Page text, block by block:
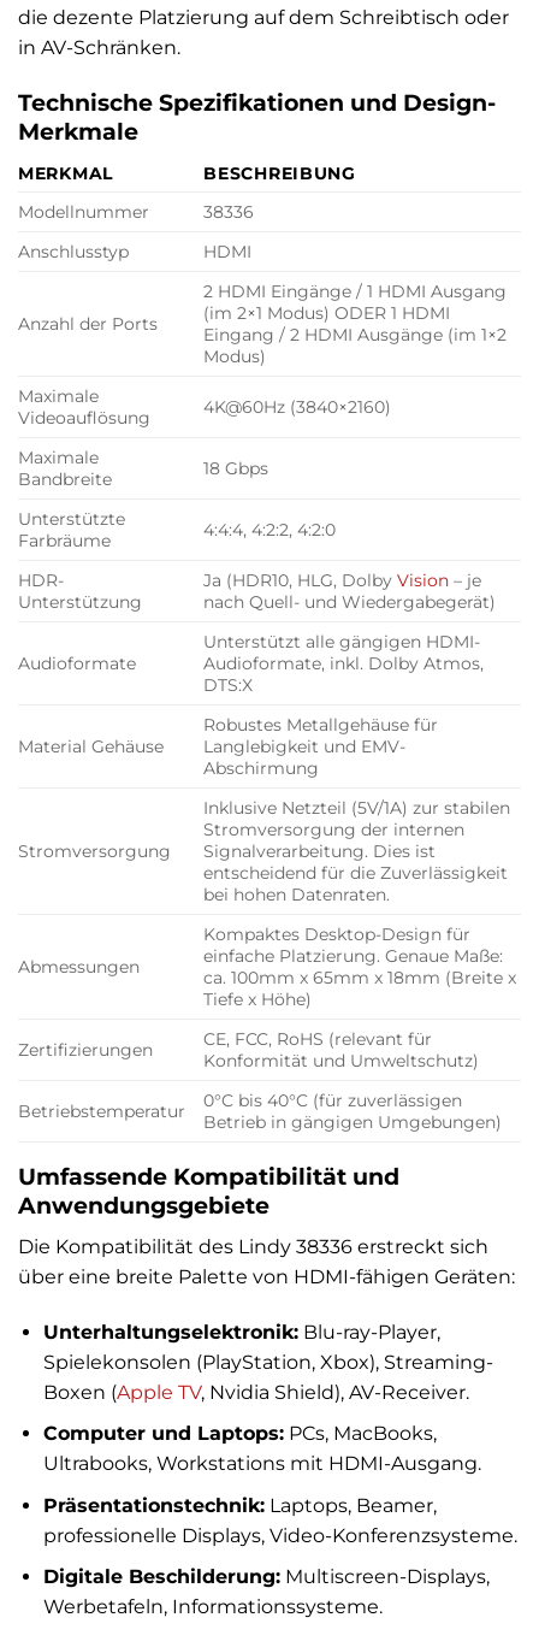
die dezente Platzierung auf dem Schreibtisch oder
in AV-Schränken.
Technische Spezifikationen und Design-
Merkmale
MERKMAL
BESCHREIBUNG
Modellnummer
38336
Anschlusstyp
HDMI
Anzahl der Ports
2 HDMI Eingänge / 1 HDMI Ausgang
(im 2×1 Modus) ODER 1 HDMI
Eingang / 2 HDMI Ausgänge (im 1×2
Modus)
Maximale
Videoauflösung
4K@60Hz (3840×2160)
Maximale
Bandbreite
18 Gbps
Unterstützte
Farbräume
4:4:4, 4:2:2, 4:2:0
HDR-
Unterstützung
Ja (HDR10, HLG, DolbyVision – je
nach Quell- und Wiedergabegerät)
Audioformate
Unterstützt alle gängigen HDMI-
Audioformate, inkl. Dolby Atmos,
DTS:X
Material Gehäuse
Robustes Metallgehäuse für
Langlebigkeit und EMV-
Abschirmung
Stromversorgung
Inklusive Netzteil (5V/1A) zur stabilen
Stromversorgung der internen
Signalverarbeitung. Dies ist
entscheidend für die Zuverlässigkeit
bei hohen Datenraten.
Abmessungen
Kompaktes Desktop-Design für
einfache Platzierung. Genaue Maße:
ca. 100mm x 65mm x 18mm (Breite x
Tiefe x Höhe)
Zertifizierungen
CE, FCC, RoHS (relevant für
Konformität und Umweltschutz)
Betriebstemperatur
0°C bis 40°C (für zuverlässigen
Betrieb in gängigen Umgebungen)
Umfassende Kompatibilität und
Anwendungsgebiete
Die Kompatibilität des Lindy 38336 erstreckt sich
über eine breite Palette von HDMI-fähigen Geräten:
Unterhaltungselektronik:Blu-ray-Player,
Spielekonsolen (PlayStation, Xbox), Streaming-
Boxen (Apple TV, Nvidia Shield), AV-Receiver.
Computer und Laptops:PCs, MacBooks,
Ultrabooks, Workstations mit HDMI-Ausgang.
Präsentationstechnik:Laptops, Beamer,
professionelle Displays, Video-Konferenzsysteme.
Digitale Beschilderung:Multiscreen-Displays,
Werbetafeln, Informationssysteme.